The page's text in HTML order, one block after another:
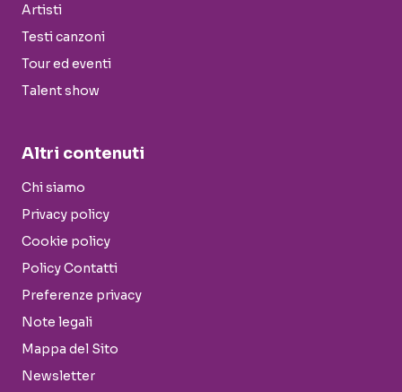
Artisti
Testi canzoni
Tour ed eventi
Talent show
Altri contenuti
Chi siamo
Privacy policy
Cookie policy
Policy Contatti
Preferenze privacy
Note legali
Mappa del Sito
Newsletter